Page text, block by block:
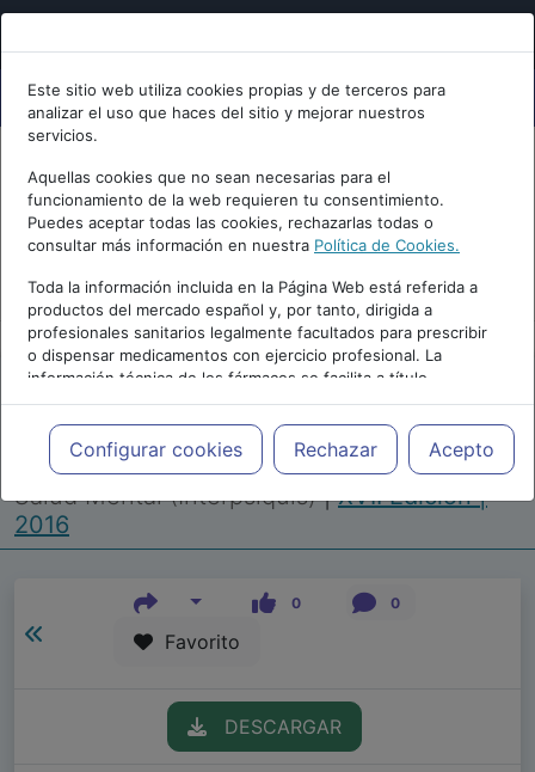
Este sitio web utiliza cookies propias y de terceros para
analizar el uso que haces del sitio y mejorar nuestros
servicios.
Aquellas cookies que no sean necesarias para el
funcionamiento de la web requieren tu consentimiento.
Puedes aceptar todas las cookies, rechazarlas todas o
consultar más información en nuestra Política de Cookies.
Toda la información incluida en la Página Web está referida a
productos del mercado español y, por tanto, dirigida a
profesionales sanitarios legalmente facultados para prescribir
o dispensar medicamentos con ejercicio profesional. La
información técnica de los fármacos se facilita a título
meramente informativo, siendo responsabilidad de los
profesionales facultados prescribir medicamentos y decidir, en
cada caso concreto, el tratamiento más adecuado a las
necesidades del paciente.
Configurar cookies Rechazar Acepto
Repositorio de Artículos |Congreso Virtual
Internacional de Psiquiatría, Psicología y
Salud Mental (Interpsiquis)|XVII Edición |
2016
0 0
Favorito
DESCARGAR